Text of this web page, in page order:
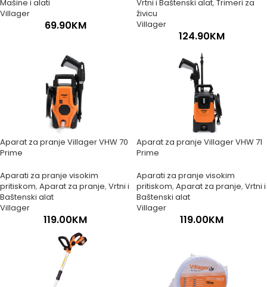
Mašine i alati
Villager
69.90KM
Vrtni i Baštenski alat, Trimeri za
živicu
Villager
124.90KM
Aparat za pranje Villager VHW 70
Prime
Aparati za pranje visokim
pritiskom, Aparat za pranje, Vrtni i
Baštenski alat
Villager
119.00KM
Aparat za pranje Villager VHW 71
Prime
Aparati za pranje visokim
pritiskom, Aparat za pranje, Vrtni i
Baštenski alat
Villager
119.00KM